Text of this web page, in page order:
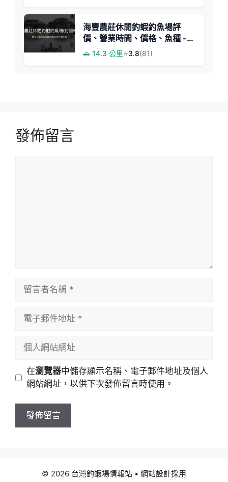
海豐農莊休閒釣蝦釣魚場評
價、營業時間、價格、魚種 -
親子休閒與釣蝦挑戰
🚗 14.3 公里⭐3.8(81)
發佈留言
址
站
址
在瀏覽器中儲存顯示名稱、電子郵件地址及個人
網站網址，以供下次發佈留言時使用。
© 2026 台灣釣蝦場情報站 • 網站設計採用